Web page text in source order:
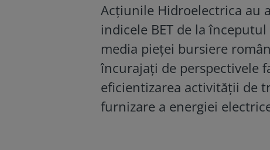
Acțiunile Hidroelectrica au
indicele BET de la
media pieței bursiere
încurajați de perspectivele
eficientizarea activității de
furnizare a energiei